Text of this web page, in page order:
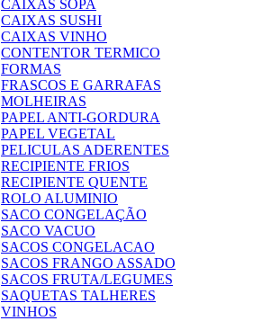
CAIXAS SOPA
CAIXAS SUSHI
CAIXAS VINHO
CONTENTOR TERMICO
FORMAS
FRASCOS E GARRAFAS
MOLHEIRAS
PAPEL ANTI-GORDURA
PAPEL VEGETAL
PELICULAS ADERENTES
RECIPIENTE FRIOS
RECIPIENTE QUENTE
ROLO ALUMINIO
SACO CONGELAÇÃO
SACO VACUO
SACOS CONGELACAO
SACOS FRANGO ASSADO
SACOS FRUTA/LEGUMES
SAQUETAS TALHERES
VINHOS